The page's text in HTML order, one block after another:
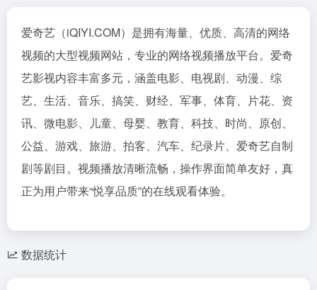
爱奇艺（iQIYI.COM）是拥有海量、优质、高清的网络
视频的大型视频网站，专业的网络视频播放平台。爱奇
艺影视内容丰富多元，涵盖电影、电视剧、动漫、综
艺、生活、音乐、搞笑、财经、军事、体育、片花、资
讯、微电影、儿童、母婴、教育、科技、时尚、原创、
公益、游戏、旅游、拍客、汽车、纪录片、爱奇艺自制
剧等剧目。视频播放清晰流畅，操作界面简单友好，真
正为用户带来“悦享品质”的在线观看体验。
数据统计